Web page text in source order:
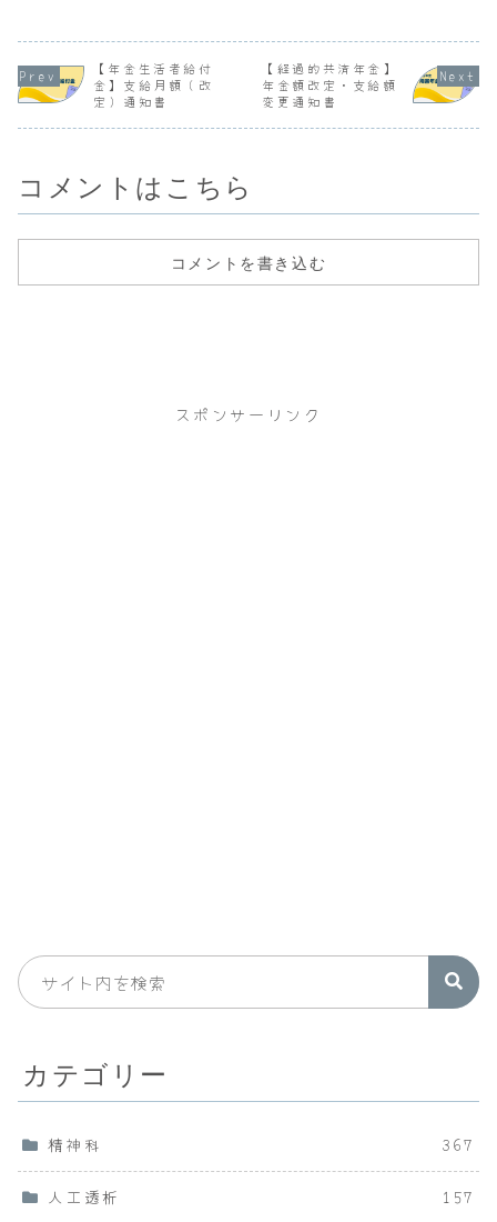
275306,318R6.4
.15165,625121,
...
412,936414,597
1,66134,41134,
549-138経過的共
済年金82...
11号 身体の機能
の障害若しくは病
状又は精神の障害
が重複する場合で
...
【年金生活者給付
金】支給月額（改
定）通知書
【経過的共済年金】
年金額改定・支給額
変更通知書
コメントはこちら
コメントを書き込む
スポンサーリンク
カテゴリー
精神科 367
人工透析 157